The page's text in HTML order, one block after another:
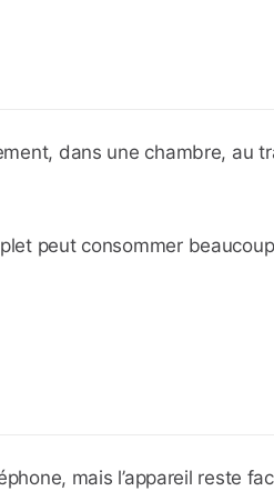
dans une chambre, au
peut consommer
mais l’appareil reste